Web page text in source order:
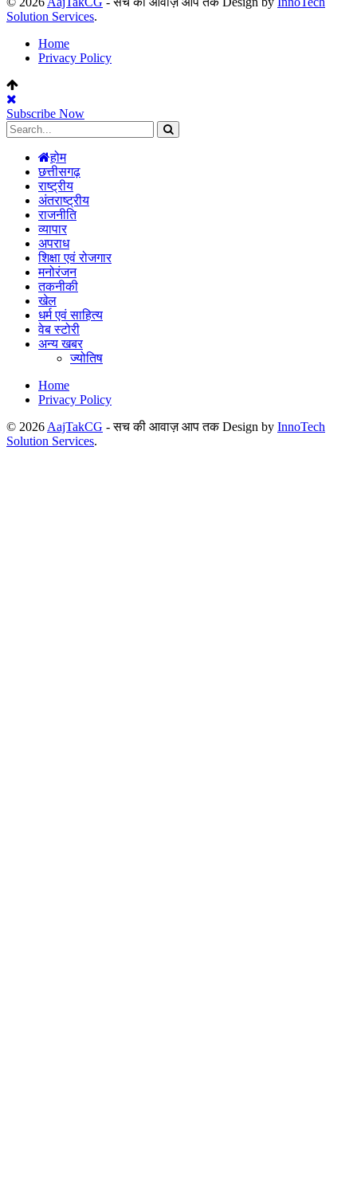
Solution Services.
Home
Privacy Policy
Subscribe Now
होम
छत्तीसगढ़
राष्ट्रीय
अंतराष्ट्रीय
राजनीति
व्यापार
अपराध
शिक्षा एवं रोजगार
मनोरंजन
तकनीकी
खेल
धर्म एवं साहित्य
वेब स्टोरी
अन्य खबर
ज्योतिष
Home
Privacy Policy
© 2026 AajTakCG - सच की आवाज़ आप तक Design by InnoTech
Solution Services.